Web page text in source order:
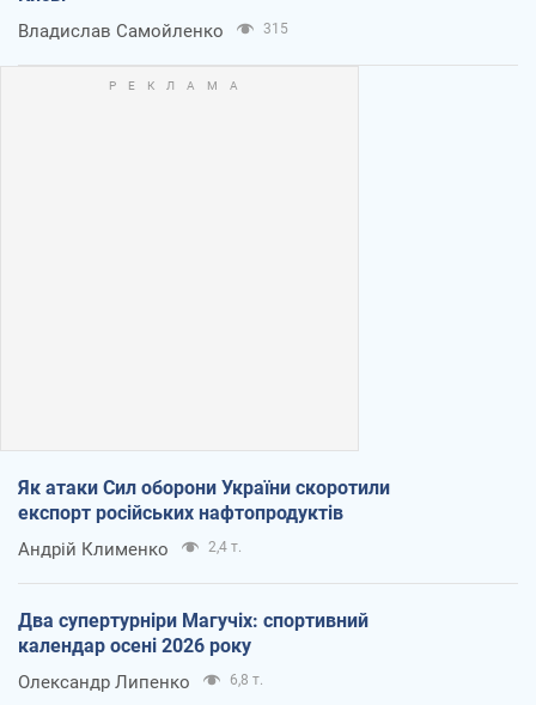
Владислав Самойленко 315
Як атаки Сил оборони України скоротили
експорт російських нафтопродуктів
Андрій Клименко 2,4 т.
Два супертурніри Магучіх: спортивний
календар осені 2026 року
Олександр Липенко 6,8 т.